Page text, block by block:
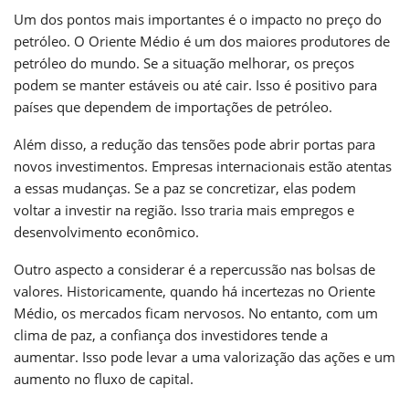
Um dos pontos mais importantes é o impacto no preço do
petróleo. O Oriente Médio é um dos maiores produtores de
petróleo do mundo. Se a situação melhorar, os preços
podem se manter estáveis ou até cair. Isso é positivo para
países que dependem de importações de petróleo.
Além disso, a redução das tensões pode abrir portas para
novos investimentos. Empresas internacionais estão atentas
a essas mudanças. Se a paz se concretizar, elas podem
voltar a investir na região. Isso traria mais empregos e
desenvolvimento econômico.
Outro aspecto a considerar é a repercussão nas bolsas de
valores. Historicamente, quando há incertezas no Oriente
Médio, os mercados ficam nervosos. No entanto, com um
clima de paz, a confiança dos investidores tende a
aumentar. Isso pode levar a uma valorização das ações e um
aumento no fluxo de capital.